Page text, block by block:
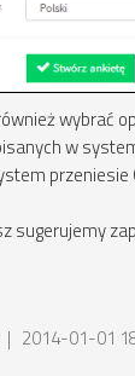
wybrać
w
sugerujemy
| 2014-01-01